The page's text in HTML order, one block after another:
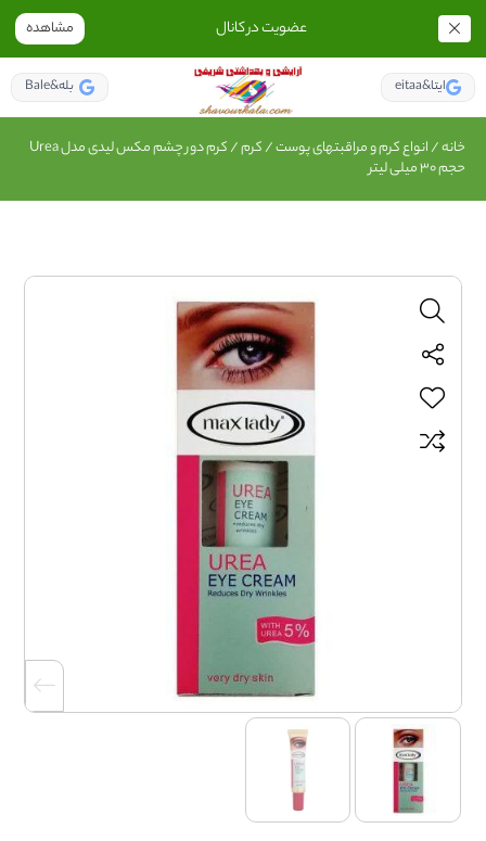
عضویت در کانال مشاهده
eitaa&ایتا Bale&بله
خانه/انواع کرم و مراقبتهای پوست/کرم
/ کرم دور چشم مکس لیدی مدل Urea
حجم 30 میلی لیتر